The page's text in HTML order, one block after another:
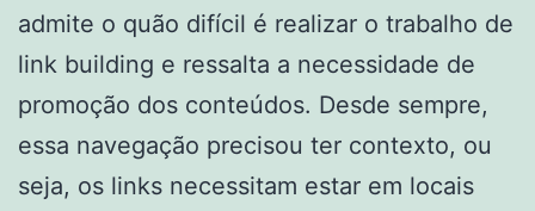
admite o quão difícil é realizar o trabalho de
link building e ressalta a necessidade de
promoção dos conteúdos. Desde sempre,
essa navegação precisou ter contexto, ou
seja, os links necessitam estar em locais